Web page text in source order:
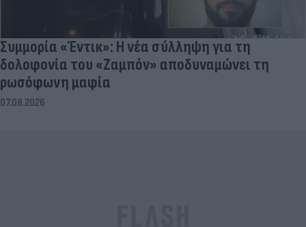
Συμμορία «Έντικ»: Η νέα σύλληψη για τη
δολοφονία του «Ζαμπόν» αποδυναμώνει τη
ρωσόφωνη μαφία
07.08.2026